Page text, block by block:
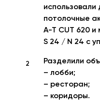
использовали
потолочные
A-T CUT 620
S 24 / N 24 с
Разделили
– лобби;
– ресторан;
– коридоры.